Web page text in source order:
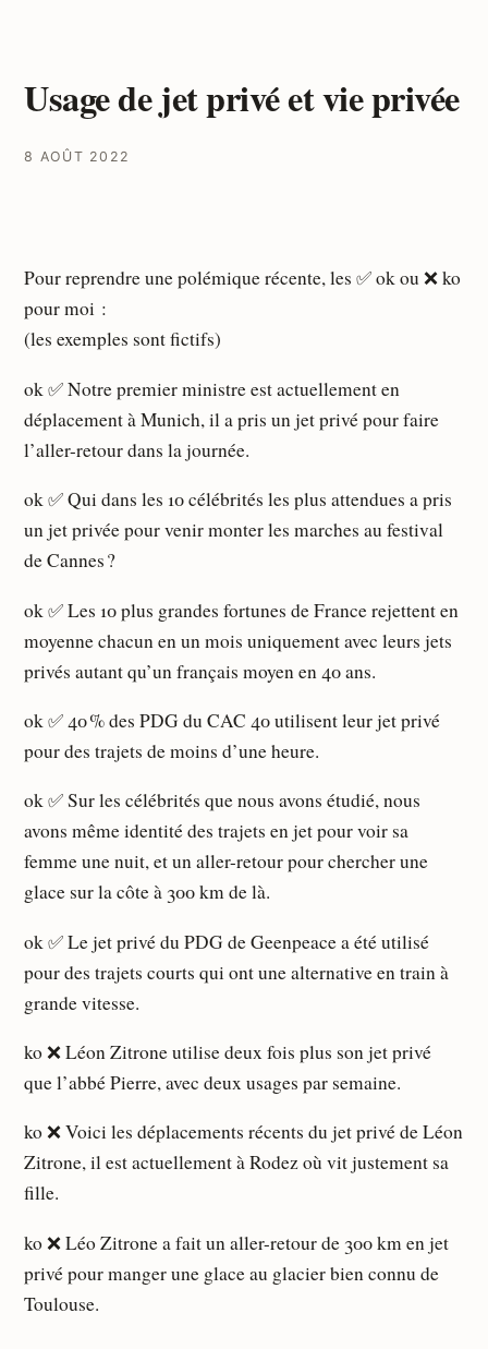
Usage de jet privé et vie privée
8 AOÛT 2022
Pour reprendre une polémique récente, les ✅ ok ou ❌ ko
pour moi :
(les exemples sont fictifs)
ok ✅ Notre premier ministre est actuellement en
déplacement à Munich, il a pris un jet privé pour faire
l’aller-retour dans la journée.
ok ✅ Qui dans les 10 célébrités les plus attendues a pris
un jet privée pour venir monter les marches au festival
de Cannes ?
ok ✅ Les 10 plus grandes fortunes de France rejettent en
moyenne chacun en un mois uniquement avec leurs jets
privés autant qu’un français moyen en 40 ans.
ok ✅ 40 % des PDG du CAC 40 utilisent leur jet privé
pour des trajets de moins d’une heure.
ok ✅ Sur les célébrités que nous avons étudié, nous
avons même identité des trajets en jet pour voir sa
femme une nuit, et un aller-retour pour chercher une
glace sur la côte à 300 km de là.
ok ✅ Le jet privé du PDG de Geenpeace a été utilisé
pour des trajets courts qui ont une alternative en train à
grande vitesse.
ko ❌ Léon Zitrone utilise deux fois plus son jet privé
que l’abbé Pierre, avec deux usages par semaine.
ko ❌ Voici les déplacements récents du jet privé de Léon
Zitrone, il est actuellement à Rodez où vit justement sa
fille.
ko ❌ Léo Zitrone a fait un aller-retour de 300 km en jet
privé pour manger une glace au glacier bien connu de
Toulouse.